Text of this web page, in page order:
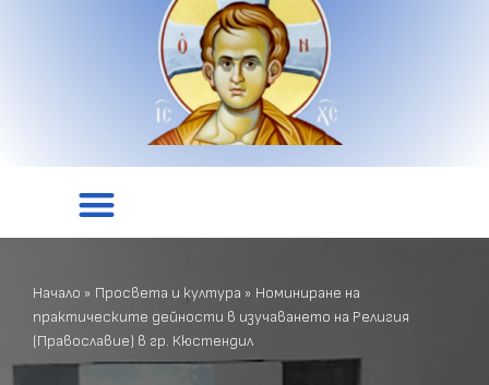
Начало » Просвета и култура » Номиниране на
практическите дейности в изучаването на Религия
(Православие) в гр. Кюстендил